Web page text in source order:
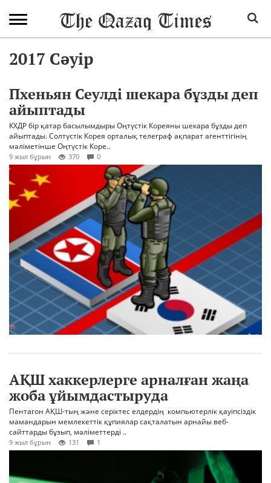
2017 Сәуір
Пхеньян Сеулді шекара бұзды деп
айыптады
КХДР бір қатар басылымдыры Оңтүстік Кореяны шекара бұзды деп
айыптады. Солтүстік Корея орталық телеграф ақпарат агенттігінің
мәліметінше Оңтүстік Коре..
9 жыл бұрын 370 0
АҚШ хаккерлерге арналған жаңа
жоба ұйымдастыруда
Пентагон АҚШ-тың және серіктес елдердің компьютерлік қауіпсіздік
мамандарын мемлекеттік құпиялар сақталатын арнайы веб-
сайттарды бұзып, мәліметтерді ..
9 жыл бұрын 131 1